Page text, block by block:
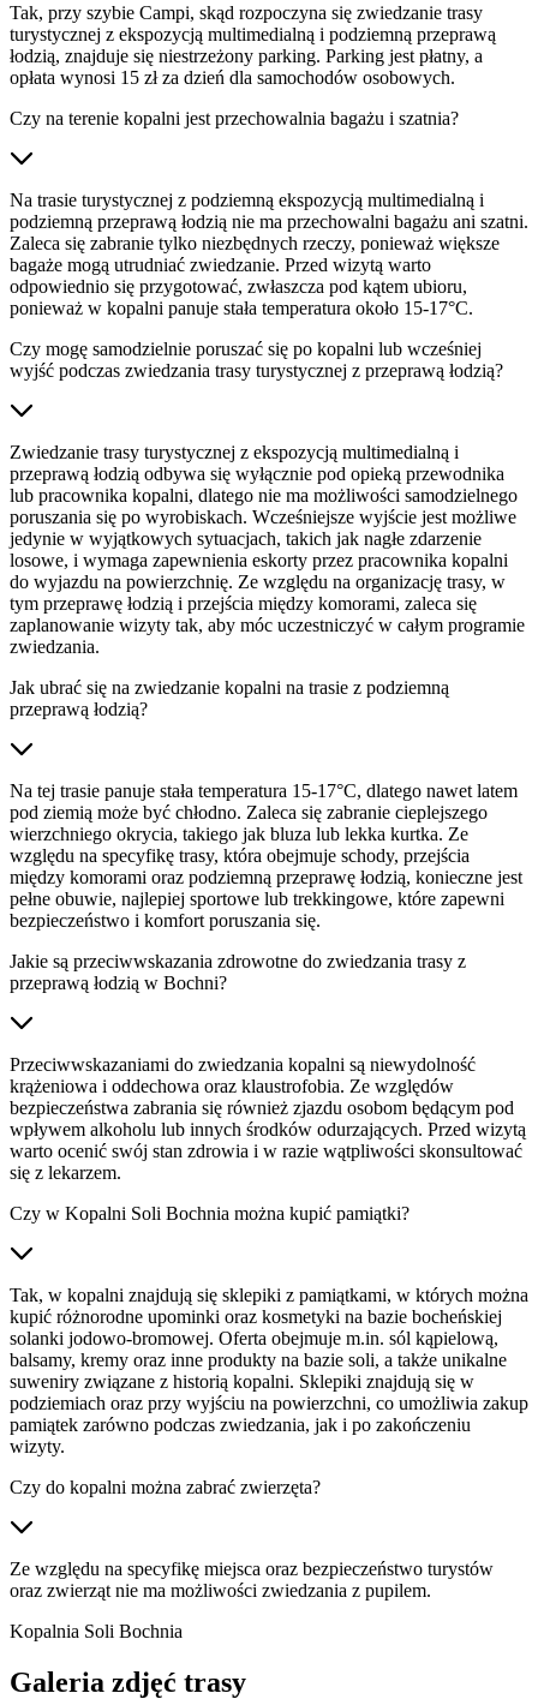
Tak, przy szybie Campi, skąd rozpoczyna się zwiedzanie trasy
turystycznej z ekspozycją multimedialną i podziemną przeprawą
łodzią, znajduje się niestrzeżony parking. Parking jest płatny, a
opłata wynosi 15 zł za dzień dla samochodów osobowych.
Czy na terenie kopalni jest przechowalnia bagażu i szatnia?
Na trasie turystycznej z podziemną ekspozycją multimedialną i
podziemną przeprawą łodzią nie ma przechowalni bagażu ani szatni.
Zaleca się zabranie tylko niezbędnych rzeczy, ponieważ większe
bagaże mogą utrudniać zwiedzanie. Przed wizytą warto
odpowiednio się przygotować, zwłaszcza pod kątem ubioru,
ponieważ w kopalni panuje stała temperatura około 15-17°C.
Czy mogę samodzielnie poruszać się po kopalni lub wcześniej
wyjść podczas zwiedzania trasy turystycznej z przeprawą łodzią?
Zwiedzanie trasy turystycznej z ekspozycją multimedialną i
przeprawą łodzią odbywa się wyłącznie pod opieką przewodnika
lub pracownika kopalni, dlatego nie ma możliwości samodzielnego
poruszania się po wyrobiskach. Wcześniejsze wyjście jest możliwe
jedynie w wyjątkowych sytuacjach, takich jak nagłe zdarzenie
losowe, i wymaga zapewnienia eskorty przez pracownika kopalni
do wyjazdu na powierzchnię. Ze względu na organizację trasy, w
tym przeprawę łodzią i przejścia między komorami, zaleca się
zaplanowanie wizyty tak, aby móc uczestniczyć w całym programie
zwiedzania.
Jak ubrać się na zwiedzanie kopalni na trasie z podziemną
przeprawą łodzią?
Na tej trasie panuje stała temperatura 15-17°C, dlatego nawet latem
pod ziemią może być chłodno. Zaleca się zabranie cieplejszego
wierzchniego okrycia, takiego jak bluza lub lekka kurtka. Ze
względu na specyfikę trasy, która obejmuje schody, przejścia
między komorami oraz podziemną przeprawę łodzią, konieczne jest
pełne obuwie, najlepiej sportowe lub trekkingowe, które zapewni
bezpieczeństwo i komfort poruszania się.
Jakie są przeciwwskazania zdrowotne do zwiedzania trasy z
przeprawą łodzią w Bochni?
Przeciwwskazaniami do zwiedzania kopalni są niewydolność
krążeniowa i oddechowa oraz klaustrofobia. Ze względów
bezpieczeństwa zabrania się również zjazdu osobom będącym pod
wpływem alkoholu lub innych środków odurzających. Przed wizytą
warto ocenić swój stan zdrowia i w razie wątpliwości skonsultować
się z lekarzem.
Czy w Kopalni Soli Bochnia można kupić pamiątki?
Tak, w kopalni znajdują się sklepiki z pamiątkami, w których można
kupić różnorodne upominki oraz kosmetyki na bazie bocheńskiej
solanki jodowo-bromowej. Oferta obejmuje m.in. sól kąpielową,
balsamy, kremy oraz inne produkty na bazie soli, a także unikalne
suweniry związane z historią kopalni. Sklepiki znajdują się w
podziemiach oraz przy wyjściu na powierzchni, co umożliwia zakup
pamiątek zarówno podczas zwiedzania, jak i po zakończeniu
wizyty.
Czy do kopalni można zabrać zwierzęta?
Ze względu na specyfikę miejsca oraz bezpieczeństwo turystów
oraz zwierząt nie ma możliwości zwiedzania z pupilem.
Kopalnia Soli Bochnia
Galeria zdjęć trasy